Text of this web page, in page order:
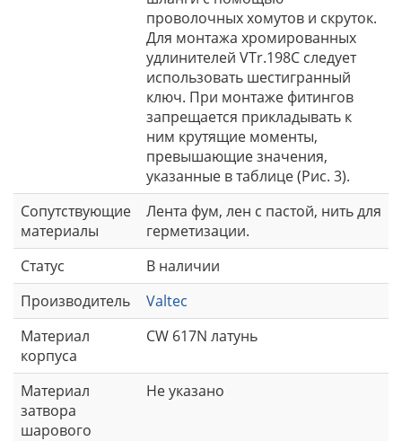
проволочных хомутов и скруток.
Для монтажа хромированных
удлинителей VTr.198C следует
использовать шестигранный
ключ. При монтаже фитингов
запрещается прикладывать к
ним крутящие моменты,
превышающие значения,
указанные в таблице (Рис. 3).
Сопутствующие
материалы
Лента фум, лен с пастой, нить для
герметизации.
Статус
В наличии
Производитель
Valtec
Материал
корпуса
CW 617N латунь
Материал
затвора
шарового
Не указано